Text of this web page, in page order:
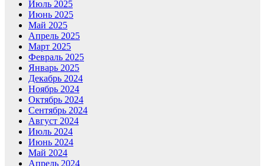
Июль 2025
Июнь 2025
Май 2025
Апрель 2025
Март 2025
Февраль 2025
Январь 2025
Декабрь 2024
Ноябрь 2024
Октябрь 2024
Сентябрь 2024
Август 2024
Июль 2024
Июнь 2024
Май 2024
Апрель 2024